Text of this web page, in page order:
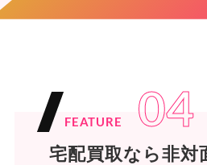
FEATURE 04
宅配買取なら非対